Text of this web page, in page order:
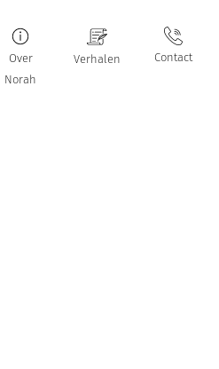
Over
Norah
Verhalen Contact